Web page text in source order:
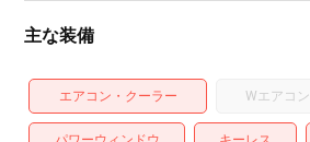
主な装備
エアコン・クーラー Wエアコン